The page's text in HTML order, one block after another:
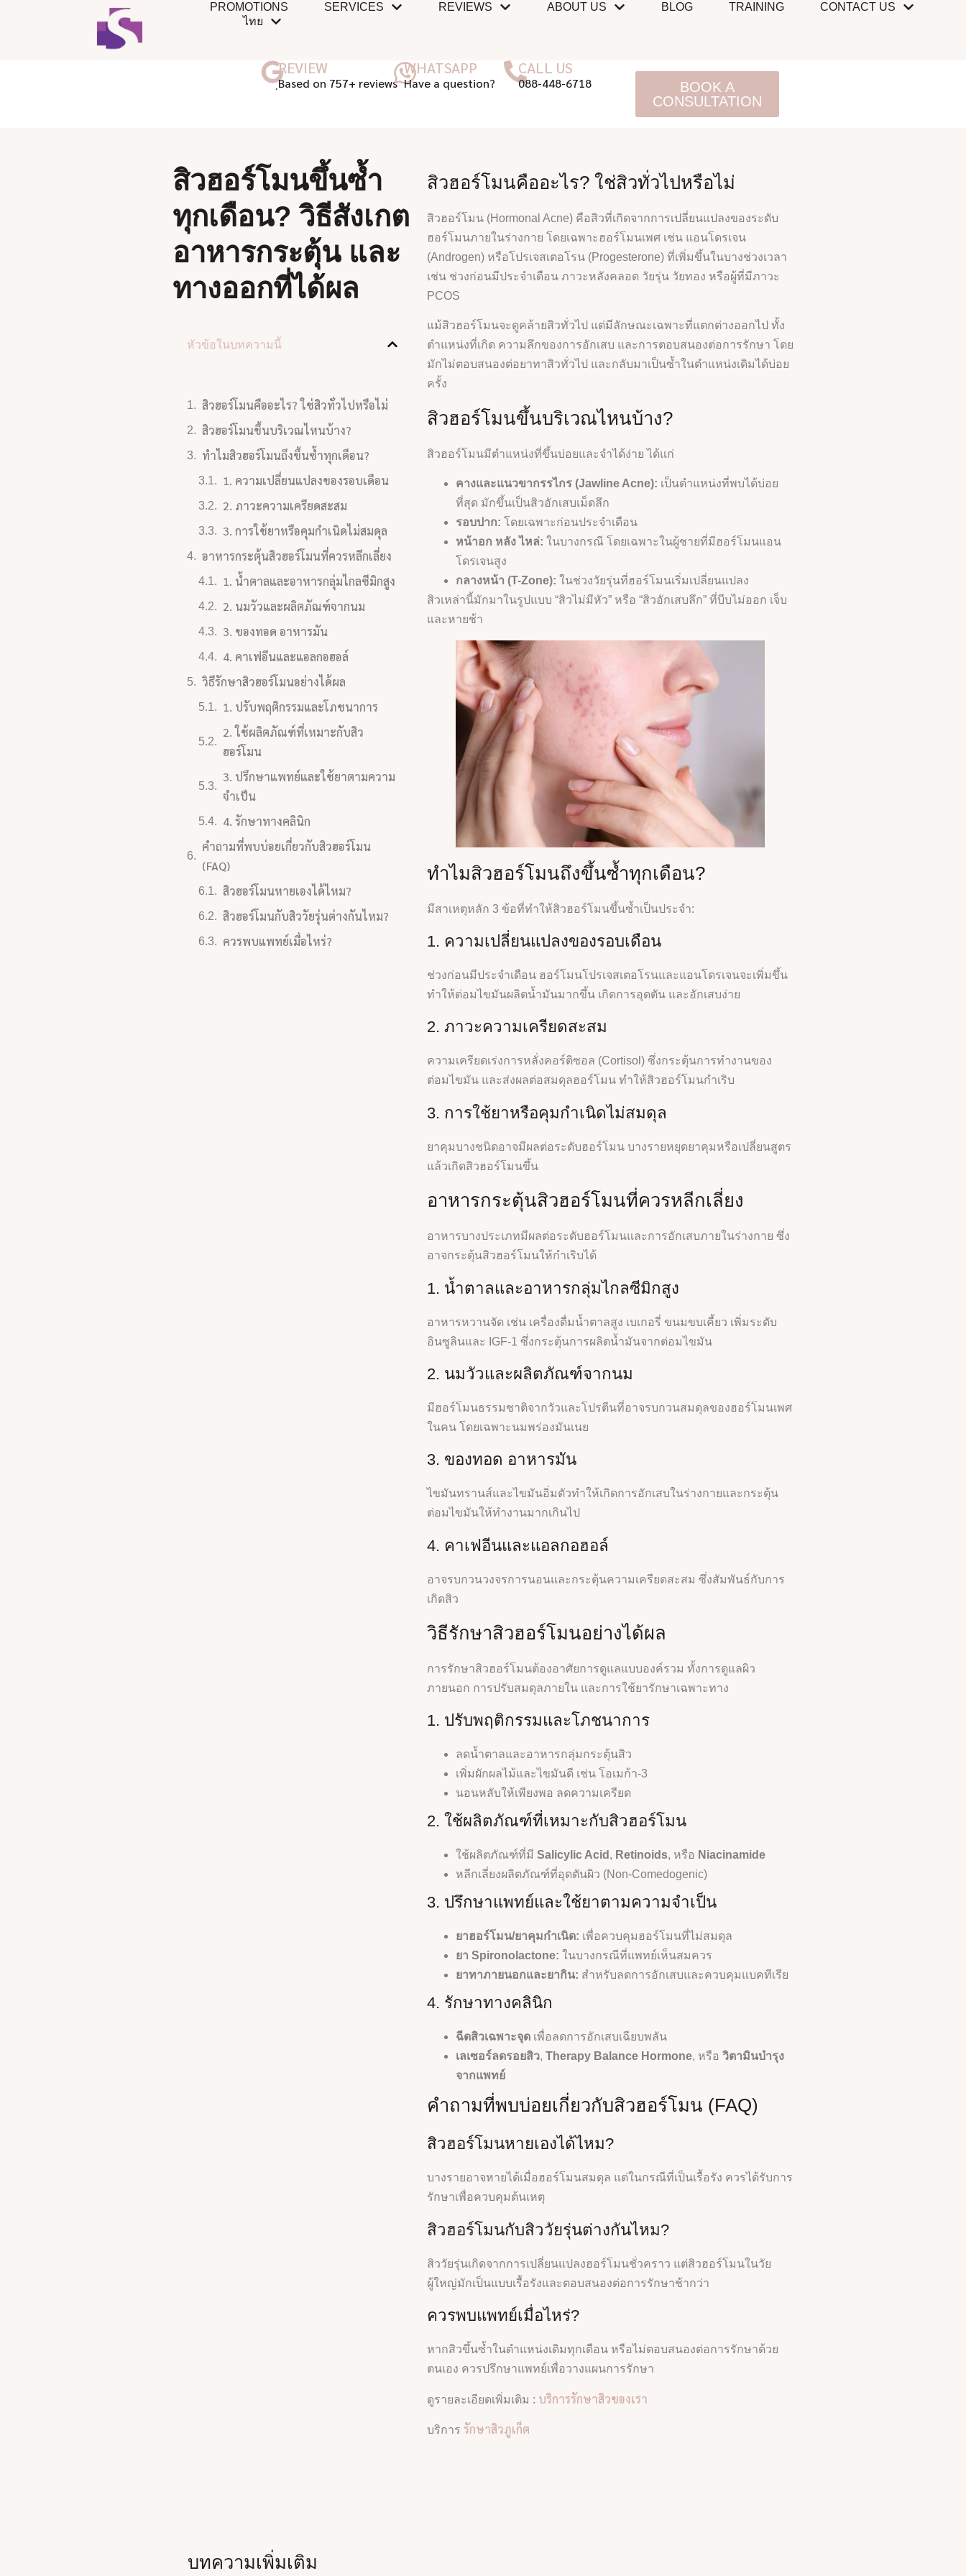
PROMOTIONS SERVICES REVIEWS ABOUT US BLOG TRAINING
CONTACT US
ไทย
REVIEW
ฺBased on 757+ reviews
WHATSAPP
Have a question?
CALL US
088-448-6718
BOOK A
CONSULTATION
สิวฮอร์โมนขึ้นซ้ำ
ทุกเดือน? วิธีสังเกต
อาหารกระตุ้น และ
ทางออกที่ได้ผล
หัวข้อในบทความนี้
สิวฮอร์โมนคืออะไร? ใช่สิวทั่วไปหรือไม่
สิวฮอร์โมนขึ้นบริเวณไหนบ้าง?
ทำไมสิวฮอร์โมนถึงขึ้นซ้ำทุกเดือน?
1. ความเปลี่ยนแปลงของรอบเดือน
2. ภาวะความเครียดสะสม
3. การใช้ยาหรือคุมกำเนิดไม่สมดุล
อาหารกระตุ้นสิวฮอร์โมนที่ควรหลีกเลี่ยง
1. น้ำตาลและอาหารกลุ่มไกลซีมิกสูง
2. นมวัวและผลิตภัณฑ์จากนม
3. ของทอด อาหารมัน
4. คาเฟอีนและแอลกอฮอล์
วิธีรักษาสิวฮอร์โมนอย่างได้ผล
1. ปรับพฤติกรรมและโภชนาการ
2. ใช้ผลิตภัณฑ์ที่เหมาะกับสิว
ฮอร์โมน
3. ปรึกษาแพทย์และใช้ยาตามความ
จำเป็น
4. รักษาทางคลินิก
คำถามที่พบบ่อยเกี่ยวกับสิวฮอร์โมน
(FAQ)
สิวฮอร์โมนหายเองได้ไหม?
สิวฮอร์โมนกับสิววัยรุ่นต่างกันไหม?
ควรพบแพทย์เมื่อไหร่?
สิวฮอร์โมนคืออะไร? ใช่สิวทั่วไปหรือไม่
สิวฮอร์โมน (Hormonal Acne) คือสิวที่เกิดจากการเปลี่ยนแปลงของระดับ
ฮอร์โมนภายในร่างกาย โดยเฉพาะฮอร์โมนเพศ เช่น แอนโดรเจน
(Androgen) หรือโปรเจสเตอโรน (Progesterone) ที่เพิ่มขึ้นในบางช่วงเวลา
เช่น ช่วงก่อนมีประจำเดือน ภาวะหลังคลอด วัยรุ่น วัยทอง หรือผู้ที่มีภาวะ
PCOS
แม้สิวฮอร์โมนจะดูคล้ายสิวทั่วไป แต่มีลักษณะเฉพาะที่แตกต่างออกไป ทั้ง
ตำแหน่งที่เกิด ความลึกของการอักเสบ และการตอบสนองต่อการรักษา โดย
มักไม่ตอบสนองต่อยาทาสิวทั่วไป และกลับมาเป็นซ้ำในตำแหน่งเดิมได้บ่อย
ครั้ง
สิวฮอร์โมนขึ้นบริเวณไหนบ้าง?
สิวฮอร์โมนมีตำแหน่งที่ขึ้นบ่อยและจำได้ง่าย ได้แก่
คางและแนวขากรรไกร (Jawline Acne): เป็นตำแหน่งที่พบได้บ่อย
ที่สุด มักขึ้นเป็นสิวอักเสบเม็ดลึก
รอบปาก: โดยเฉพาะก่อนประจำเดือน
หน้าอก หลัง ไหล่: ในบางกรณี โดยเฉพาะในผู้ชายที่มีฮอร์โมนแอน
โดรเจนสูง
กลางหน้า (T-Zone): ในช่วงวัยรุ่นที่ฮอร์โมนเริ่มเปลี่ยนแปลง
สิวเหล่านี้มักมาในรูปแบบ “สิวไม่มีหัว” หรือ “สิวอักเสบลึก” ที่บีบไม่ออก เจ็บ
และหายช้า
ทำไมสิวฮอร์โมนถึงขึ้นซ้ำทุกเดือน?
มีสาเหตุหลัก 3 ข้อที่ทำให้สิวฮอร์โมนขึ้นซ้ำเป็นประจำ:
1. ความเปลี่ยนแปลงของรอบเดือน
ช่วงก่อนมีประจำเดือน ฮอร์โมนโปรเจสเตอโรนและแอนโดรเจนจะเพิ่มขึ้น
ทำให้ต่อมไขมันผลิตน้ำมันมากขึ้น เกิดการอุดตัน และอักเสบง่าย
2. ภาวะความเครียดสะสม
ความเครียดเร่งการหลั่งคอร์ติซอล (Cortisol) ซึ่งกระตุ้นการทำงานของ
ต่อมไขมัน และส่งผลต่อสมดุลฮอร์โมน ทำให้สิวฮอร์โมนกำเริบ
3. การใช้ยาหรือคุมกำเนิดไม่สมดุล
ยาคุมบางชนิดอาจมีผลต่อระดับฮอร์โมน บางรายหยุดยาคุมหรือเปลี่ยนสูตร
แล้วเกิดสิวฮอร์โมนขึ้น
อาหารกระตุ้นสิวฮอร์โมนที่ควรหลีกเลี่ยง
อาหารบางประเภทมีผลต่อระดับฮอร์โมนและการอักเสบภายในร่างกาย ซึ่ง
อาจกระตุ้นสิวฮอร์โมนให้กำเริบได้
1. น้ำตาลและอาหารกลุ่มไกลซีมิกสูง
อาหารหวานจัด เช่น เครื่องดื่มน้ำตาลสูง เบเกอรี่ ขนมขบเคี้ยว เพิ่มระดับ
อินซูลินและ IGF-1 ซึ่งกระตุ้นการผลิตน้ำมันจากต่อมไขมัน
2. นมวัวและผลิตภัณฑ์จากนม
มีฮอร์โมนธรรมชาติจากวัวและโปรตีนที่อาจรบกวนสมดุลของฮอร์โมนเพศ
ในคน โดยเฉพาะนมพร่องมันเนย
3. ของทอด อาหารมัน
ไขมันทรานส์และไขมันอิ่มตัวทำให้เกิดการอักเสบในร่างกายและกระตุ้น
ต่อมไขมันให้ทำงานมากเกินไป
4. คาเฟอีนและแอลกอฮอล์
อาจรบกวนวงจรการนอนและกระตุ้นความเครียดสะสม ซึ่งสัมพันธ์กับการ
เกิดสิว
วิธีรักษาสิวฮอร์โมนอย่างได้ผล
การรักษาสิวฮอร์โมนต้องอาศัยการดูแลแบบองค์รวม ทั้งการดูแลผิว
ภายนอก การปรับสมดุลภายใน และการใช้ยารักษาเฉพาะทาง
1. ปรับพฤติกรรมและโภชนาการ
ลดน้ำตาลและอาหารกลุ่มกระตุ้นสิว
เพิ่มผักผลไม้และไขมันดี เช่น โอเมก้า-3
นอนหลับให้เพียงพอ ลดความเครียด
2. ใช้ผลิตภัณฑ์ที่เหมาะกับสิวฮอร์โมน
ใช้ผลิตภัณฑ์ที่มี Salicylic Acid , Retinoids, หรือ Niacinamide
หลีกเลี่ยงผลิตภัณฑ์ที่อุดตันผิว (Non-Comedogenic)
3. ปรึกษาแพทย์และใช้ยาตามความจำเป็น
ยาฮอร์โมน/ยาคุมกำเนิด: เพื่อควบคุมฮอร์โมนที่ไม่สมดุล
ยา Spironolactone: ในบางกรณีที่แพทย์เห็นสมควร
ยาทาภายนอกและยากิน: สำหรับลดการอักเสบและควบคุมแบคทีเรีย
4. รักษาทางคลินิก
ฉีดสิวเฉพาะจุดเพื่อลดการอักเสบเฉียบพลัน
เลเซอร์ลดรอยสิว, Therapy Balance Hormone, หรือ วิตามินบำรุง
จากแพทย์
คำถามที่พบบ่อยเกี่ยวกับสิวฮอร์โมน (FAQ)
สิวฮอร์โมนหายเองได้ไหม?
บางรายอาจหายได้เมื่อฮอร์โมนสมดุล แต่ในกรณีที่เป็นเรื้อรัง ควรได้รับการ
รักษาเพื่อควบคุมต้นเหตุ
สิวฮอร์โมนกับสิววัยรุ่นต่างกันไหม?
สิววัยรุ่นเกิดจากการเปลี่ยนแปลงฮอร์โมนชั่วคราว แต่สิวฮอร์โมนในวัย
ผู้ใหญ่มักเป็นแบบเรื้อรังและตอบสนองต่อการรักษาช้ากว่า
ควรพบแพทย์เมื่อไหร่?
หากสิวขึ้นซ้ำในตำแหน่งเดิมทุกเดือน หรือไม่ตอบสนองต่อการรักษาด้วย
ตนเอง ควรปรึกษาแพทย์เพื่อวางแผนการรักษา
ดูรายละเอียดเพิ่มเติม : บริการรักษาสิวของเรา
บริการ รักษาสิวภูเก็ต
บทความเพิ่มเติม